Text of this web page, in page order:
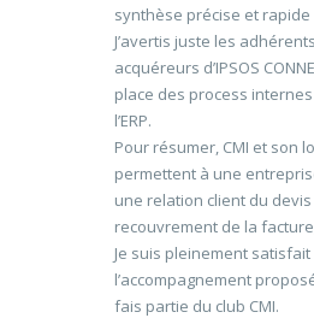
synthèse précise et
J’avertis juste les
acquéreurs d’IPSOS
place des process
l’ERP.
Pour résumer, CMI et son
permettent à une
une relation client du
recouvrement de la
Je suis pleinement
l’accompagnement
fais partie du club CMI.